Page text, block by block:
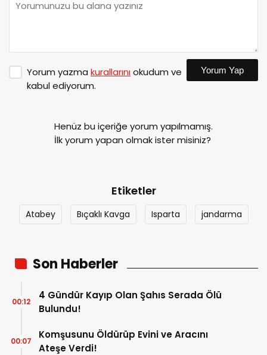
Yorum yazma kurallarınıokudum ve
kabul ediyorum.
Yorum Yap
Henüz bu içeriğe yorum yapılmamış.
İlk yorum yapan olmak ister misiniz?
Etiketler
Atabey Bıçaklı Kavga Isparta jandarma
Son Haberler
4 Gündür Kayıp Olan Şahıs Serada Ölü
Bulundu!
00:12
Komşusunu Öldürüp Evini ve Aracını
Ateşe Verdi!
00:07